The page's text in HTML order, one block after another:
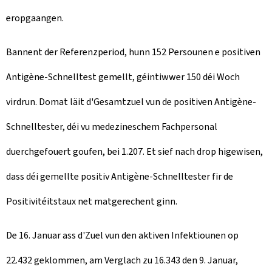
eropgaangen.
Bannent der Referenzperiod, hunn 152 Persounen e positiven
Antigène-Schnelltest gemellt, géintiwwer 150 déi Woch
virdrun. Domat läit d'Gesamtzuel vun de positiven Antigène-
Schnelltester, déi vu medezineschem Fachpersonal
duerchgefouert goufen, bei 1.207. Et sief nach drop higewisen,
dass déi gemellte positiv Antigène-Schnelltester fir de
Positivitéitstaux net matgerechent ginn.
De 16. Januar ass d'Zuel vun den aktiven Infektiounen op
22.432 geklommen, am Verglach zu 16.343 den 9. Januar,